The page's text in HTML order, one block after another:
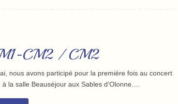
CM2 / CM2
nous avons participé pour la première fois au concert
la salle Beauséjour aux Sables d’Olonne.…